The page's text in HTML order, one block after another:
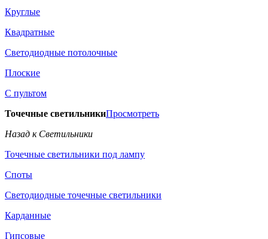
Круглые
Квадратные
Светодиодные потолочные
Плоские
С пультом
Точечные светильникиПросмотреть
Назад к Светильники
Точечные светильники под лампу
Споты
Светодиодные точечные светильники
Карданные
Гипсовые